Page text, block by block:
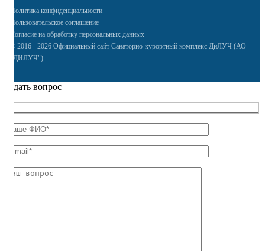
Политика конфиденциальности
Пользовательское соглашение
Согласие на обработку персональных данных
© 2016 - 2026 Официальный сайт Санаторно-курортный комплекс ДиЛУЧ (АО
"ДИЛУЧ")
Задать вопрос